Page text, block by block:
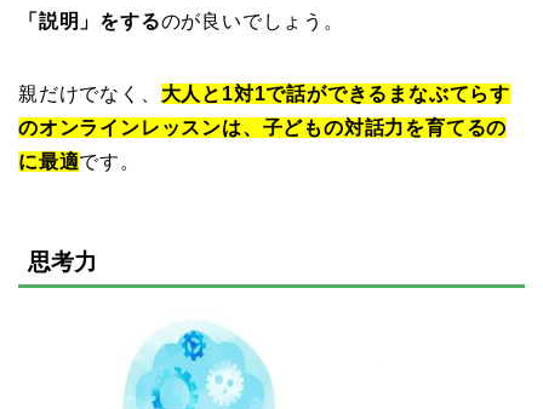
「説明」をするのが良いでしょう。
親だけでなく、 大人と1対1で話ができるまなぶてらす
のオンラインレッスンは、子どもの対話力を育てるの
に最適です。
思考力